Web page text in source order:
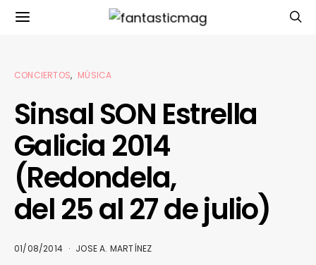
CONCIERTOS MÚSICA
Sinsal SON Estrella
Galicia 2014
(Redondela,
del 25 al 27 de julio)
01/08/2014 JOSE A. MARTÍNEZ